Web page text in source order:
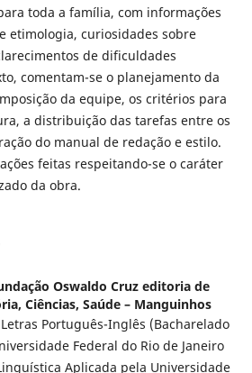
toda a família, com informações
etimologia, curiosidades sobre
de dificuldades
comentam-se o planejamento da
da equipe, os critérios para
a distribuição das tarefas entre os
do manual de redação e estilo.
feitas respeitando-se o caráter
da obra.
Oswaldo Cruz editoria de
Ciências, Saúde – Manguinhos
Português-Inglês (Bacharelado
Federal do Rio de Janeiro
Aplicada pela Universidade